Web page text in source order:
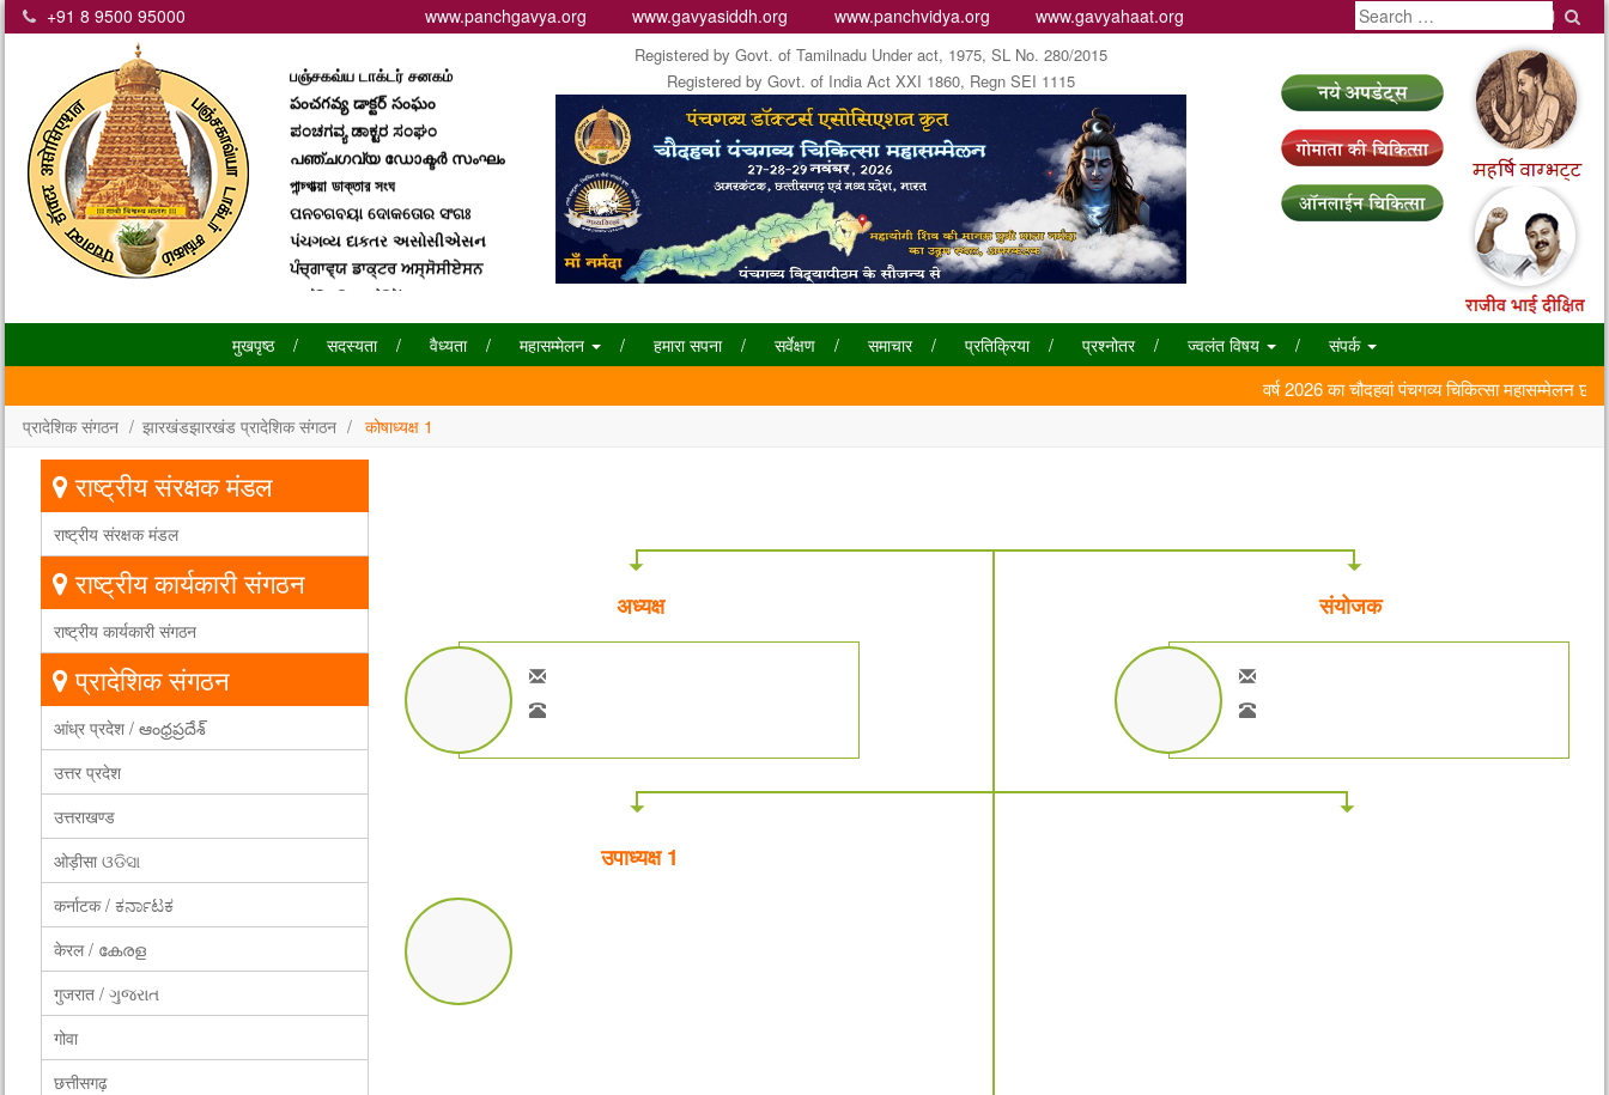
+91 8 9500 95000 www.panchgavya.org www.gavyasiddh.org www.panchvidya.org www.gavyahaat.org Search
पंचगव्य डॉक्टर असोसिएशन
పంచగవ్య డాక్టర్ సంఘం
ಪಂಚಗವ್ಯ ಡಾಕ್ಟರ ಸಂಘಂ
പഞ്ചഗവ്യ ഡോക്ടര്‍ സംഘം
পান্চ্গাভ্য়া ডাক্তার সংঘ
ପନଚଗବୟା ଦୋକତୋର ସଂଗଃ
પંચગવ્ય દાકતર અસોસીએસન
ਪੰਚ੍ਗਾਵ੍ਯ ਡਾਕ੍ਟਰ ਅਸ੍ਸੋਸੀਏਸਨ
පන්ච්ගව්‍ය දක්ටර් සංඝං
Assiciation
Registered by Govt. of Tamilnadu Under act, 1975, SL No. 280/2015
Registered by Govt. of India Act XXI 1860, Regn SEI 1115
मुखपृष्ठ सदस्यता वैध्यता महासम्मेलन हमारा सपना सर्वेक्षण समाचार प्रतिक्रिया प्रश्नोतर ज्वलंत विषय संपर्क
वर्ष 2026 का चौदहवां पंचगव्य चिकित्सा महासम्मेलन
प्रादेशिक संगठन झारखंडझारखंड प्रादेशिक संगठन कोषाध्यक्ष 1
राष्ट्रीय संरक्षक मंडल
राष्ट्रीय संरक्षक मंडल
राष्ट्रीय कार्यकारी संगठन
राष्ट्रीय कार्यकारी संगठन
प्रादेशिक संगठन
आंध्र प्रदेश / ఆంధ్రప్రదేశ్
उत्तर प्रदेश
उत्तराखण्ड
ओड़ीसा ଓଡିସା
कर्नाटक / ಕರ್ನಾಟಕ
केरल / കേരള
गुजरात / ગુજરાત
गोवा
छत्तीसगढ़
अध्यक्ष संयोजक
उपाध्यक्ष 1